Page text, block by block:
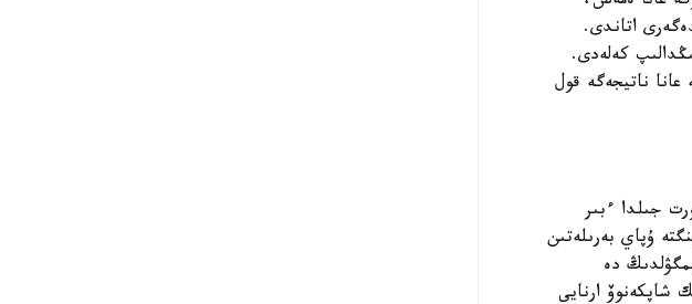
قول جۇلدەگەرى اتاندى.
كەلەدى.
ناتيجەگە قول
جىلدا ءبىر
ۇپاي بەرىلەتىن
دە
شاپكەنوۆ ارنايى